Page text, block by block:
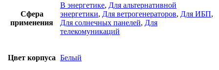
Сфера
применения
В энергетике, Для альтернативной
энергетики, Для ветрогенераторов, Для ИБП,
Для солнечных панелей, Для
телекомуникаций
Цвет корпуса Белый